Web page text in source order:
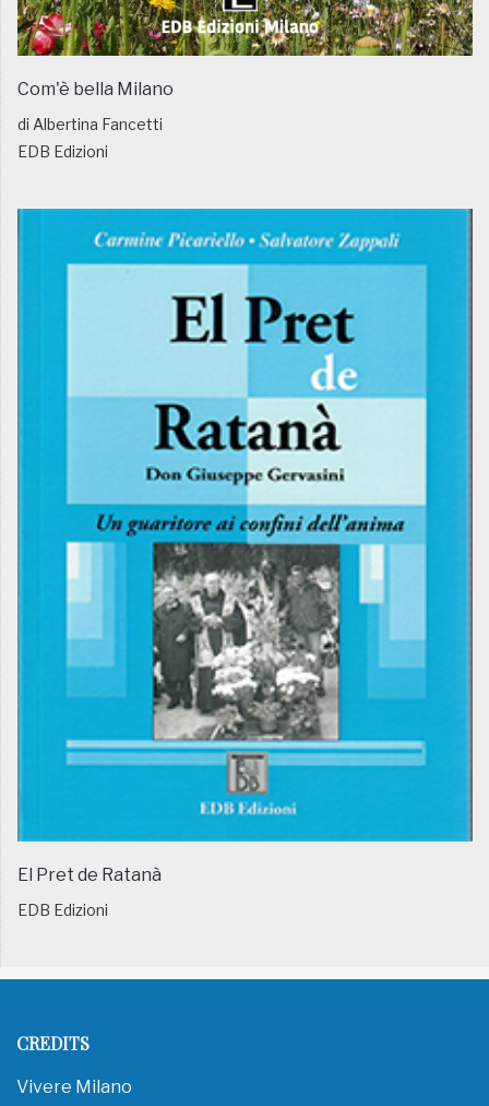
Com'è bella Milano
di Albertina Fancetti
EDB Edizioni
El Pret de Ratanà
EDB Edizioni
CREDITS
Vivere Milano